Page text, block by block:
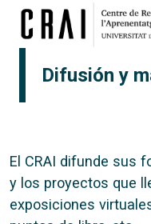
Difusión y
El CRAI difunde sus
y los proyectos que
exposiciones